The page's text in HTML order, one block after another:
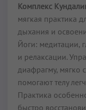
Комплекс
мягкая практика
дыхания и
Йоги: медитации,
и релаксации.
диафрагму, мягко
помогают телу
Практика
быстро